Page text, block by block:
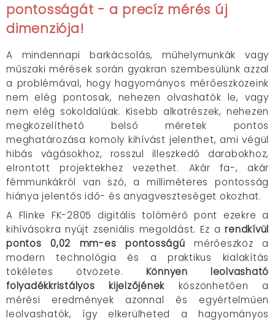
pontosságát - a precíz mérés új
dimenziója!
A mindennapi barkácsolás, műhelymunkák vagy
műszaki mérések során gyakran szembesülünk azzal
a problémával, hogy hagyományos mérőeszközeink
nem elég pontosak, nehezen olvashatók le, vagy
nem elég sokoldalúak. Kisebb alkatrészek, nehezen
megközelíthető belső méretek pontos
meghatározása komoly kihívást jelenthet, ami végül
hibás vágásokhoz, rosszul illeszkedő darabokhoz,
elrontott projektekhez vezethet. Akár fa-, akár
fémmunkákról van szó, a milliméteres pontosság
hiánya jelentős idő- és anyagveszteséget okozhat.
A Flinke FK-2805 digitális tolómérő pont ezekre a
kihívásokra nyújt zseniális megoldást. Ez arendkívül
pontos 0,02 mm-es pontosságú mérőeszköz a
modern technológia és a praktikus kialakítás
tökéletes ötvözete. Könnyen leolvasható
folyadékkristályos kijelzőjének köszönhetően a
mérési eredmények azonnal és egyértelműen
leolvashatók, így elkerülheted a hagyományos